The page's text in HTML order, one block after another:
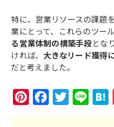
特に、営業リソースの課題
業にとって、これらのツー
る営業体制の構築手段とな
ければ、 大きなリード獲得
だと考えました。
Pinterest